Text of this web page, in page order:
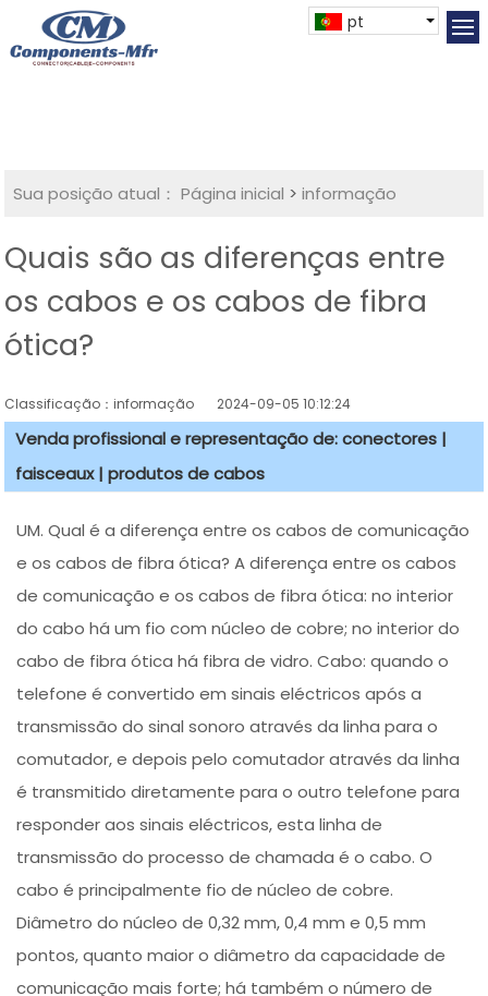
pt
Sua posição atual： Página inicial >informação
Quais são as diferenças entre
os cabos e os cabos de fibra
ótica?
Classificação：informação 2024-09-05 10:12:24
Venda profissional e representação de: conectores |
faisceaux | produtos de cabos
UM. Qual é a diferença entre os cabos de comunicação
e os cabos de fibra ótica? A diferença entre os cabos
de comunicação e os cabos de fibra ótica: no interior
do cabo há um fio com núcleo de cobre; no interior do
cabo de fibra ótica há fibra de vidro. Cabo: quando o
telefone é convertido em sinais eléctricos após a
transmissão do sinal sonoro através da linha para o
comutador, e depois pelo comutador através da linha
é transmitido diretamente para o outro telefone para
responder aos sinais eléctricos, esta linha de
transmissão do processo de chamada é o cabo. O
cabo é principalmente fio de núcleo de cobre.
Diâmetro do núcleo de 0,32 mm, 0,4 mm e 0,5 mm
pontos, quanto maior o diâmetro da capacidade de
comunicação mais forte; há também o número de